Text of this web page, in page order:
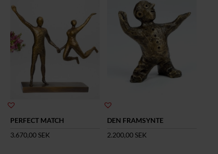
PERFECT MATCH
3.670,00 SEK
DEN FRAMSYNTE
2.200,00 SEK